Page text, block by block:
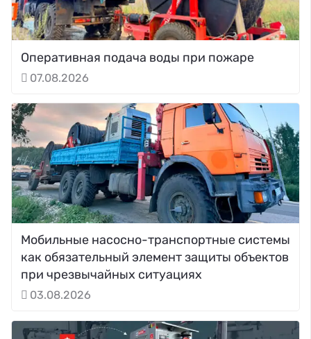
Оперативная подача воды при пожаре
07.08.2026
Мобильные насосно-транспортные системы
как обязательный элемент защиты объектов
при чрезвычайных ситуациях
03.08.2026